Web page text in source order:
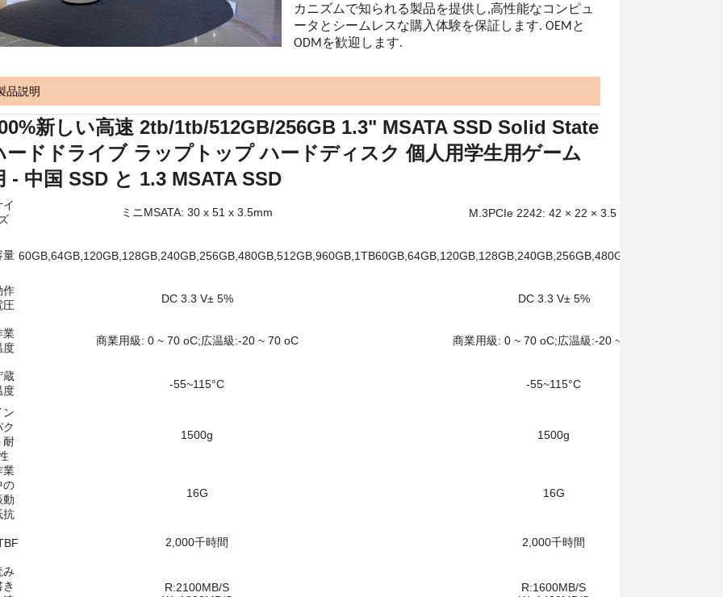
カニズムで知られる製品を提供し,高性能なコンピュ
ータとシームレスな購入体験を保証します. OEMと
ODMを歓迎します.
品説明
新しい高速 2tb/1tb/512GB/256GB 1.3" MSATA SSD Solid State
ードドライブ ラップトップ ハードディスク 個人用学生用ゲーム
- 中国 SSD と 1.3 MSATA SSD
イ
ミニMSATA: 30 x 51 x 3.5mm M.3PCIe 2242: 42 × 22 × 3.5 mm
量 60GB,64GB,120GB,128GB,240GB,256GB,480GB,512GB,960GB,1TB
作
圧
DC 3.3 V± 5% DC 3.3 V± 5%
業
度
商業用級: 0 ~ 70 oC;広温級:-20 ~ 70 oC 商業用級: 0 ~ 70 oC;広温級:-20 ~ 70 oC
蔵
度
-55~115°C -55~115°C
ン
ク
耐
1500g 1500g
業
の
動
抗
16G 16G
2,000千時間 2,000千時間
み
R:2100MB/S
R:1600MB/S